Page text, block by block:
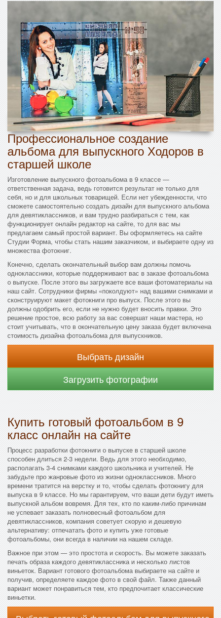
Профессиональное создание
альбома для выпускного Ходоров в
старшей школе
Изготовление выпускного фотоальбома в 9 классе —
ответственная задача, ведь готовится результат не только для
себя, но и для школьных товарищей. Если нет убежденности, что
сможете самостоятельно создать дизайн для выпускного альбома
для девятиклассников, и вам трудно разбираться с тем, как
функционирует онлайн редактор на сайте, то для вас мы
предлагаем самый простой вариант. Вы оформляетесь на сайте
Студии Форма, чтобы стать нашим заказчиком, и выбираете одну из
множества фотокниг.
Конечно, сделать окончательный выбор вам должны помочь
одноклассники, которые поддерживают вас в заказе фотоальбома
о выпуске. После этого вы загружаете все ваши фотоматериалы на
наш сайт. Сотрудники фирмы «поколдуют» над вашими снимками и
сконструируют макет фотокниги про выпуск. После этого вы
должны одобрить его, если не нужно будет вносить правки. Это
решение простое, всю работу за вас совершат наши мастера, но
стоит учитывать, что в окончательную цену заказа будет включена
стоимость дизайна фотоальбома для выпускников.
Выбрать дизайн
Загрузить фотографии
Купить готовый фотоальбом в 9
класс онлайн на сайте
Процесс разработки фотокниги о выпуске в старшей школе
способен длиться 2-3 недели. Ведь для этого необходимо,
располагать 3-4 снимками каждого школьника и учителей. Не
забудьте про жанровые фото из жизни одноклассников. Много
времени тратится на верстку и то, чтобы сделать фотокнигу для
выпуска в 9 классе. Но мы гарантируем, что ваши дети будут иметь
выпускной альбом вовремя. Для тех, кто по каким-либо причинам
не успевает заказать полновесный фотоальбом для
девятиклассников, компания советует скорую и дешевую
альтернативу: отпечатать фото и купить уже готовые
фотоальбомы, они всегда в наличии на нашем складе.
Важное при этом — это простота и скорость. Вы можете заказать
печать образа каждого девятиклассника и несколько листов
виньеток. Вариант готового фотоальбома выбираете на сайте и
получив, определяете каждое фото в свой файл. Также данный
вариант может понравиться тем, кто предпочитает классические
виньетки.